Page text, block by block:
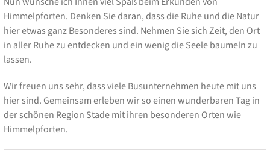
Himmelpforten. Denken Sie daran, dass die Ruhe und die Natur
hier etwas ganz Besonderes sind. Nehmen Sie sich Zeit, den Ort
in aller Ruhe zu entdecken und ein wenig die Seele baumeln zu
lassen.
Wir freuen uns sehr, dass viele Busunternehmen heute mit uns
hier sind. Gemeinsam erleben wir so einen wunderbaren Tag in
der schönen Region Stade mit ihren besonderen Orten wie
Himmelpforten.